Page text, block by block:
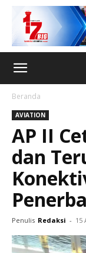
Beranda
AVIATION
AP II
dan
Penulis Redaksi - 15